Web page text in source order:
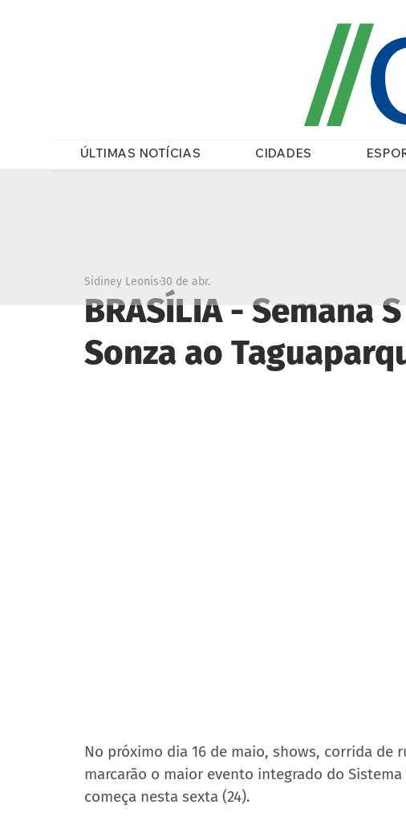
ÚLTIMAS NOTÍCIAS CIDADES
//
BRASÍLIA - Semana
Sonza ao
Sidiney Leonis30 de abr.
No próximo dia 16 de maio, shows, corrida
marcarão o maior evento integrado do
começa nesta sexta (24).